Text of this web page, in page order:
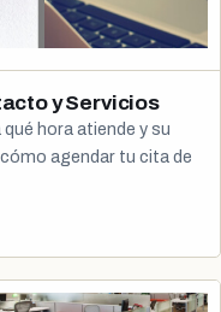
y Servicios
hora atiende y su
agendar tu cita de